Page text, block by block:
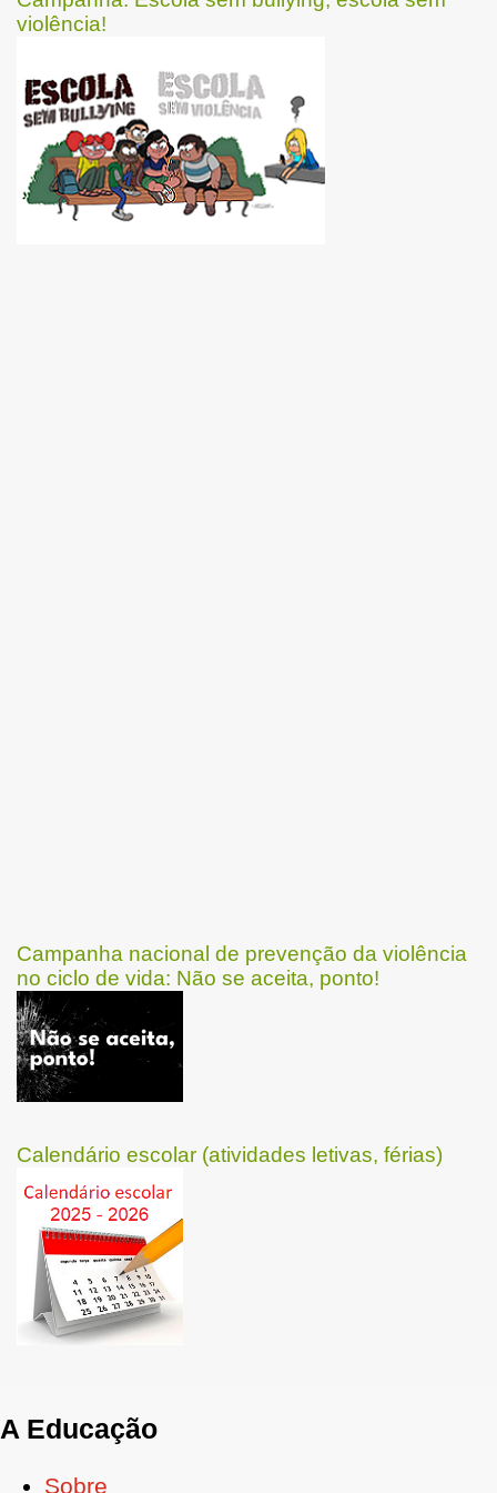
violência!
Campanha nacional de prevenção da violência
no ciclo de vida: Não se aceita, ponto!
Calendário escolar (atividades letivas, férias)
A Educação
Sobre